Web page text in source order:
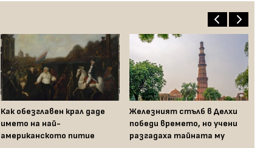
Как обезглавен крал даде
името на най-
американското питие
Железният стълб в Делхи
победи времето, но учени
разгадаха тайната му